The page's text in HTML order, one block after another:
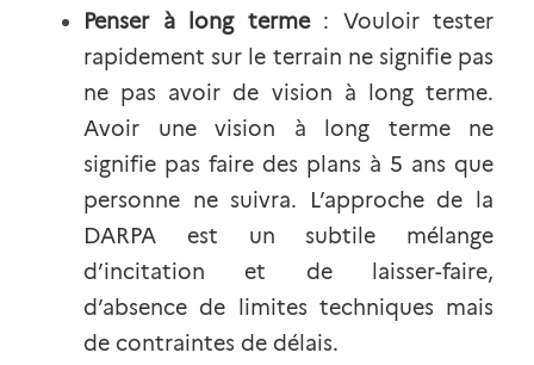
Penser à long terme : Vouloir tester
rapidement sur le terrain ne signifie pas
ne pas avoir de vision à long terme.
Avoir une vision à long terme ne
signifie pas faire des plans à 5 ans que
personne ne suivra. L’approche de la
DARPA est un subtile mélange
d’incitation et de laisser-faire,
d’absence de limites techniques mais
de contraintes de délais.